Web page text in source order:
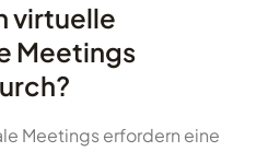
virtuelle
Meetings
Meetings erfordern eine